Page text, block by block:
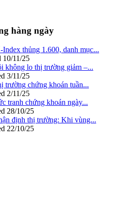
hàng ngày
thủng 1.600, danh mục...
10/11/25
không lo thị trường giảm –...
3/11/25
trường chứng khoán tuần...
2/11/25
tranh chứng khoán ngày...
28/10/25
định thị trường: Khi vùng...
22/10/25